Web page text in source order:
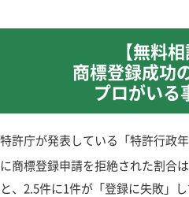
【無料相
商標登録成功
プロがいる
特許庁が発表している「特許行政
に商標登録申請を拒絶された割合
と、2.5件に1件が「登録に失敗」